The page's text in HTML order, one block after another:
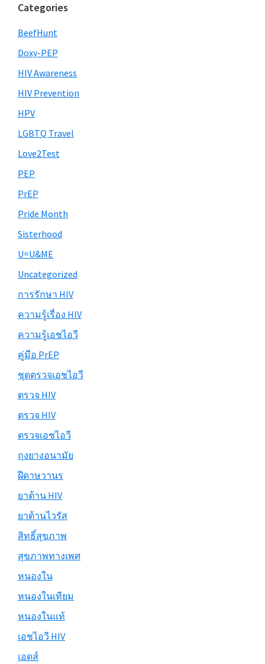
Categories
BeefHunt
Doxy-PEP
HIV Awareness
HIV Prevention
HPV
LGBTQ Travel
Love2Test
PEP
PrEP
Pride Month
Sisterhood
U=U&ME
Uncategorized
การรักษา HIV
ความรู้เรื่อง HIV
ความรู้เอชไอวี
คู่มือ PrEP
ชุดตรวจเอชไอวี
ตรวจ HIV
ตรวจ HIV
ตรวจเอชไอวี
ถุงยางอนามัย
ฝีดาษวานร
ยาต้าน HIV
ยาต้านไวรัส
สิทธิ์สุขภาพ
สุขภาพทางเพศ
หนองใน
หนองในเทียม
หนองในแท้
เอชไอวี HIV
เอดส์